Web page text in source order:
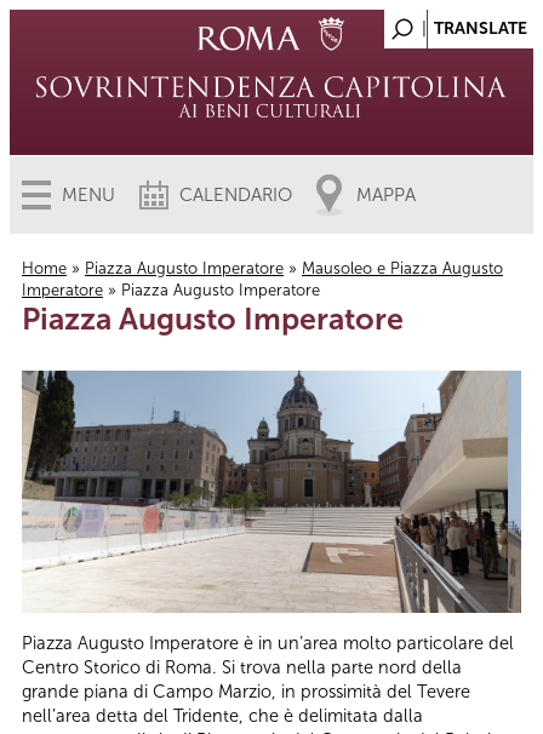
MENU CALENDARIO MAPPA
Tu sei qui
Home » Piazza Augusto Imperatore » Mausoleo e Piazza Augusto
Imperatore » Piazza Augusto Imperatore
Piazza Augusto Imperatore
Piazza Augusto Imperatore è in un’area molto particolare del
Centro Storico di Roma. Si trova nella parte nord della
grande piana di Campo Marzio, in prossimità del Tevere
nell’area detta del Tridente, che è delimitata dalla